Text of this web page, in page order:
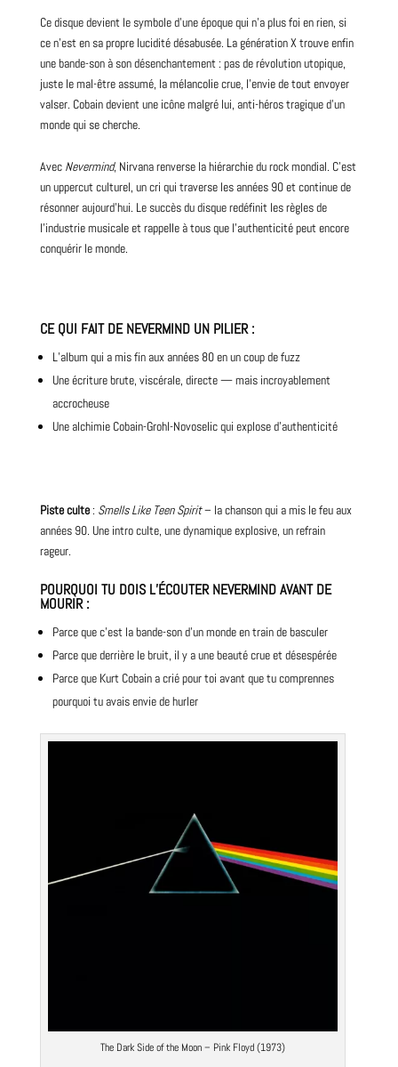
Ce disque devient le symbole d’une époque qui n’a plus foi en rien, si
ce n’est en sa propre lucidité désabusée. La génération X trouve enfin
unebande-sonà son désenchantement : pas de révolution utopique,
juste le mal-être assumé, la mélancolie crue, l’envie de tout envoyer
valser. Cobain devient une icône malgré lui, anti-héros tragique d’un
monde qui se cherche.
Avec Nevermind, Nirvana renverse la hiérarchie du rock mondial. C’est
un uppercut culturel, un cri qui traverse les années 90 et continue de
résonner aujourd’hui. Le succès du disque redéfinit les règles de
l’industrie musicale et rappelle à tous que l’authenticité peut encore
conquérir le monde.
CE QUI FAIT DE NEVERMIND UN PILIER:
L’album qui a mis fin aux années 80 en un coup de fuzz
Une écriture brute, viscérale, directe — mais incroyablement
accrocheuse
Une alchimie Cobain-Grohl-Novoselic qui explose d’authenticité
Piste culte: Smells Like Teen Spirit– la chanson qui a mis le feu aux
années 90. Une intro culte, une dynamique explosive, un refrain
rageur.
POURQUOI TU DOIS L’ÉCOUTER NEVERMIND AVANT DE
MOURIR:
Parce que c’est la bande-son d’un monde en train de basculer
Parce que derrière le bruit, il y a une beauté crue et désespérée
Parce que Kurt Cobain a crié pour toi avant que tu comprennes
pourquoi tu avais envie de hurler
The Dark Side of the Moon – Pink Floyd (1973)